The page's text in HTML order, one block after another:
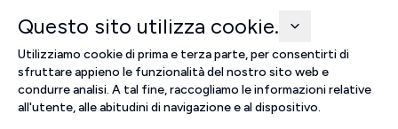
Questo sito utilizza cookie.
Utilizziamo cookie di prima e terza parte, per consentirti di
sfruttare appieno le funzionalità del nostro sito web e
condurre analisi. A tal fine, raccogliamo le informazioni relative
all'utente, alle abitudini di navigazione e al dispositivo.